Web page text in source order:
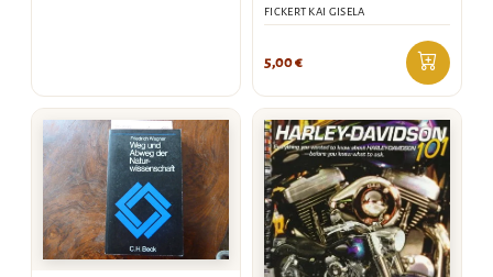
FICKERT KAI GISELA
5,00€